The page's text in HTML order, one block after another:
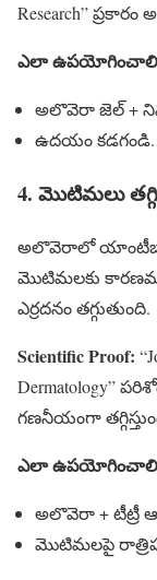
Research”
ఎలా
అలొవెరా జెల్ +
ఉదయం కడగండి.
4. మొటిమలు
అలొవెరాలో
మొటిమలకు
ఎర్రదనం తగ్గుతుంది.
Scientific Proof:
Dermatology”
గణనీయంగా
ఎలా
అలొవెరా + టీట్రీ
మొటిమలపై